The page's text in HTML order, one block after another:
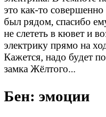
это как-то
был рядом, спасибо
не слететь в кювет и
электрику прямо на
Кажется, надо будет
замка Жёлтого...
Бен: эмоции